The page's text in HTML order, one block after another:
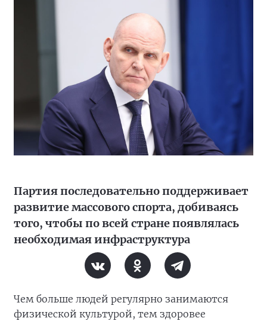
Партия последовательно поддерживает
развитие массового спорта, добиваясь
того, чтобы по всей стране появлялась
необходимая инфраструктура
Чем больше людей регулярно занимаются
физической культурой, тем здоровее